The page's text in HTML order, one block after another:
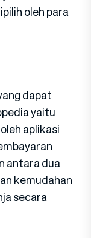
oleh para
dapat
yaitu
aplikasi
antara dua
kemudahan
secara